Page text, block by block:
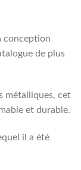
conception
de plus
métalliques, cet
et durable.
il a été